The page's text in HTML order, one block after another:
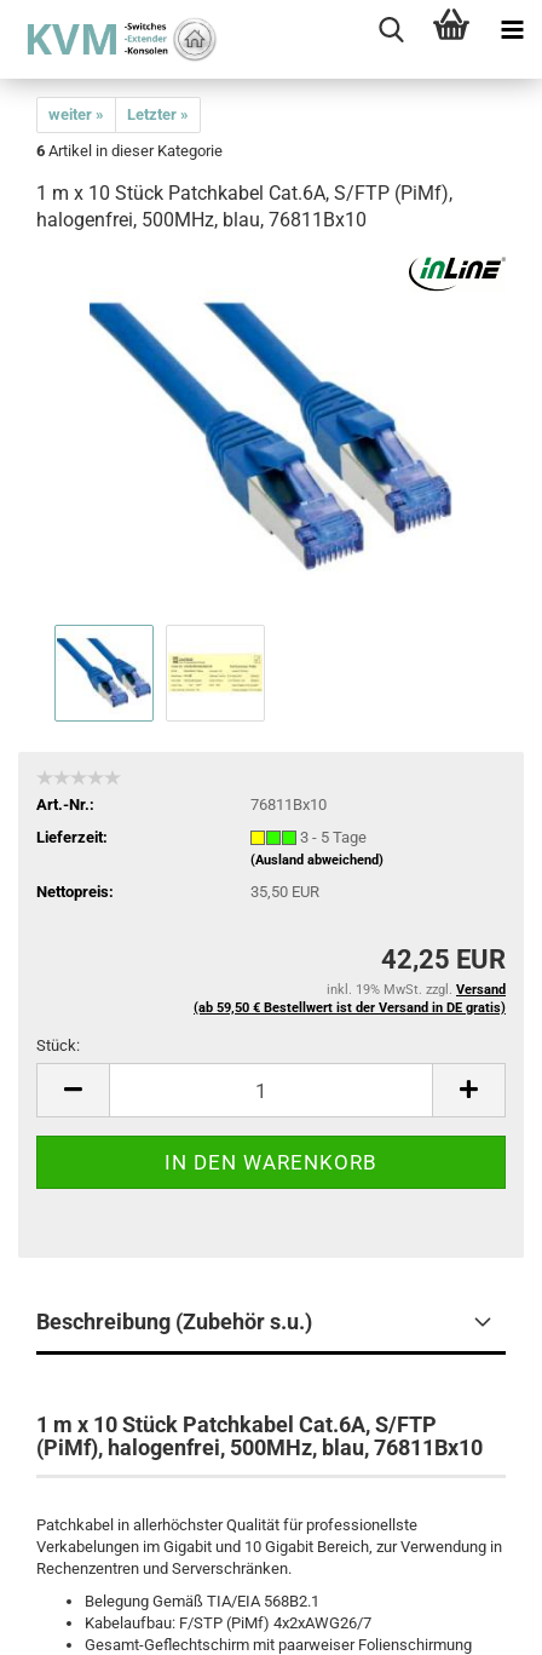
weiter »
Letzter »
6 Artikel in dieser Kategorie
1 m x 10 Stück Patchkabel Cat.6A, S/FTP (PiMf),
halogenfrei, 500MHz, blau, 76811Bx10
Art.-Nr.:
76811Bx10
Lieferzeit:
3 - 5 Tage
(Ausland abweichend)
Nettopreis: 35,50 EUR
42,25 EUR
inkl. 19% MwSt. zzgl. Versand
(ab 59,50 € Bestellwert ist der Versand in DE gratis)
Stück:
Beschreibung (Zubehör s.u.)
1 m x 10 Stück Patchkabel Cat.6A, S/FTP
(PiMf), halogenfrei, 500MHz, blau, 76811Bx10
Patchkabel in allerhöchster Qualität für professionellste
Verkabelungen im Gigabit und 10 Gigabit Bereich, zur Verwendung in
Rechenzentren und Serverschränken.
Belegung Gemäß TIA/EIA 568B2.1
Kabelaufbau: F/STP (PiMf) 4x2xAWG26/7
Gesamt-Geflechtschirm mit paarweiser Folienschirmung